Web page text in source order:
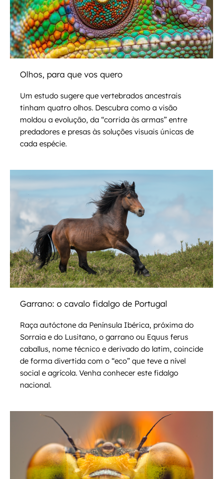
Olhos, para que vos quero
Um estudo sugere que vertebrados ancestrais
tinham quatro olhos. Descubra como a visão
moldou a evolução, da “corrida às armas” entre
predadores e presas às soluções visuais únicas de
cada espécie.
Garrano: o cavalo fidalgo de Portugal
Raça autóctone da Península Ibérica, próxima do
Sorraia e do Lusitano, o garrano ou Equus ferus
caballus, nome técnico e derivado do latim, coincide
de forma divertida com o “eco” que teve a nível
social e agrícola. Venha conhecer este fidalgo
nacional.